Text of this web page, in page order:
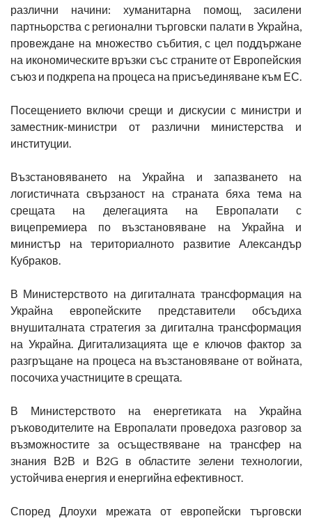
различни начини: хуманитарна помощ, засилени
партньорства с регионални търговски палати в Украйна,
провеждане на множество събития, с цел поддържане
на икономическите връзки със страните от Европейския
съюз и подкрепа на процеса на присъединяване към ЕС.
Посещението включи срещи и дискусии с министри и
заместник-министри от различни министерства и
институции.
Възстановяването на Украйна и запазването на
логистичната свързаност на страната бяха тема на
срещата на делегацията на Европалати с
вицепремиера по възстановяване на Украйна и
министър на териториалното развитие Александър
Кубраков.
В Министерството на дигиталната трансформация на
Украйна европейските представители обсъдиха
внушиталната стратегия за дигитална трансформация
на Украйна. Дигитализацията ще е ключов фактор за
разгръщане на процеса на възстановяване от войната,
посочиха участниците в срещата.
В Министерството на енергетиката на Украйна
ръководителите на Европалати проведоха разговор за
възможностите за осъществяване на трансфер на
знания В2В и В2G в областите зелени технологии,
устойчива енергия и енергийна ефективност.
Според Длоухи мрежата от европейски търговски